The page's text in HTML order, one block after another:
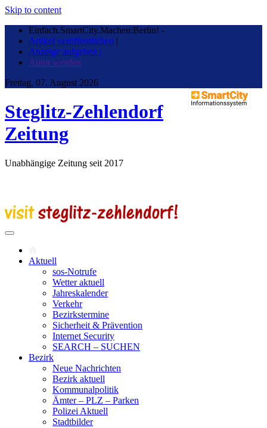
Skip to content
Einfach.SmartCity.Machen:Berlin! -
Artikel veröffentlichen |
Anzeige aufgeben |
Autor werden
Freitag, 07. August 2026
Steglitz-Zehlendorf
Zeitung
Unabhängige Zeitung seit 2017
Aktuell
sos-Notrufe
Wetter aktuell
Jahreskalender
Verkehr
Bezirkstermine
Sicherheit & Prävention
Internet Security
SEARCH – SUCHEN
Bezirk
Neue Nachrichten
Bezirk aktuell
Kommunalpolitik
Ämter – PLZ – Parken
Polizei Aktuell
Stadtbilder